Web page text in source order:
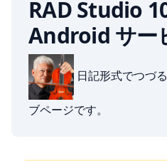
RAD Studio
Android サー
日記形式でつづる
ブページです。